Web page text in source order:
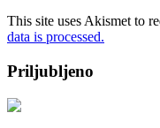
This site uses Akismet to
data is processed.
Priljubljeno